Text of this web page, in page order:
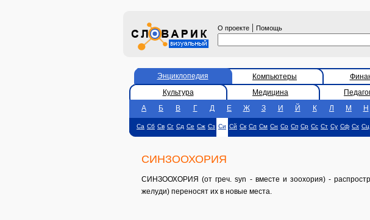
О проекте | Помощь
Энциклопедия Компьютеры
Культура
Медицина
А
Б В Г Д Е Ж З И Й К Л М Н
Са Сб Св Сг Сд Се Сж Сз Си Сй Ск Сл См Сн Со Сп Ср Сс Ст Су Сф Сх Сц
СИНЗООХОРИЯ
СИНЗООХОРИЯ (от греч. syn - вместе и зоохория) -
желуди) переносят их в новые места.